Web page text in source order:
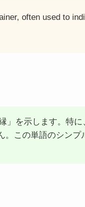
often used to
」を示します。特
この単語のシンプ